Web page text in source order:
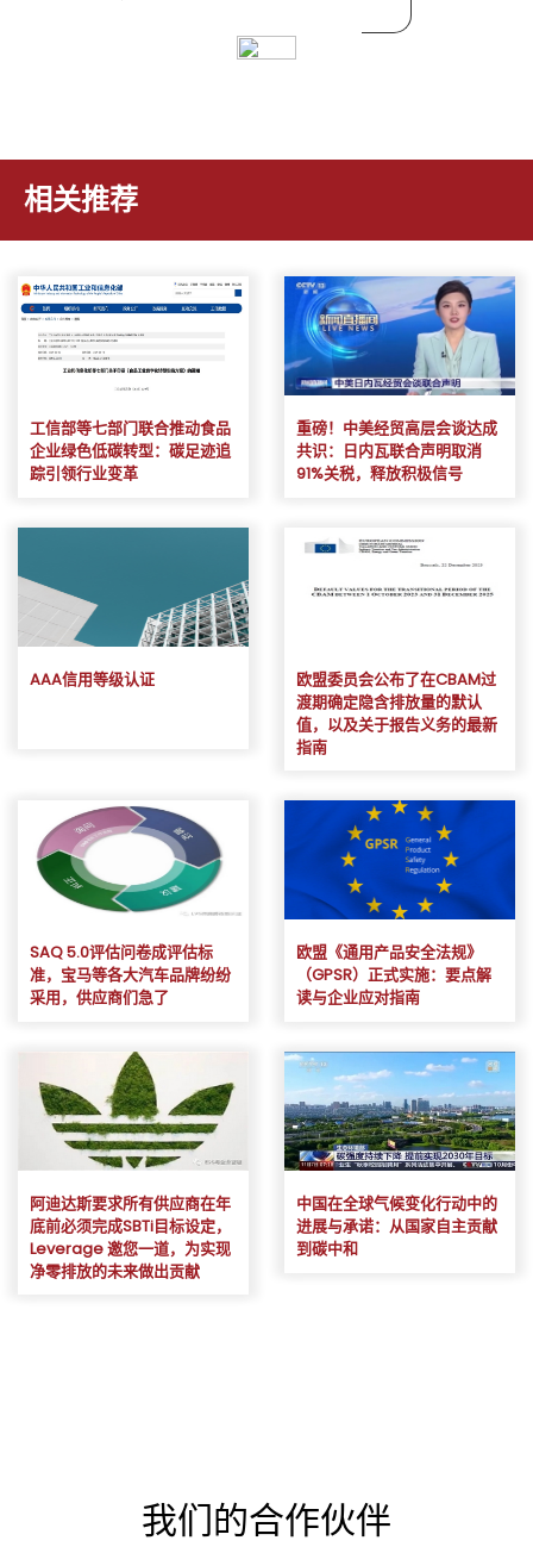
相关推荐
工信部等七部门联合推动食品
企业绿色低碳转型：碳足迹追
踪引领行业变革
重磅！中美经贸高层会谈达成
共识：日内瓦联合声明取消
91%关税，释放积极信号
AAA信用等级认证
欧盟委员会公布了在CBAM过
渡期确定隐含排放量的默认
值，以及关于报告义务的最新
指南
SAQ 5.0评估问卷成评估标
准，宝马等各大汽车品牌纷纷
采用，供应商们急了
欧盟《通用产品安全法规》
（GPSR）正式实施：要点解
读与企业应对指南
阿迪达斯要求所有供应商在年
底前必须完成SBTi目标设定，
Leverage 邀您一道，为实现
净零排放的未来做出贡献
中国在全球气候变化行动中的
进展与承诺：从国家自主贡献
到碳中和
我们的合作伙伴